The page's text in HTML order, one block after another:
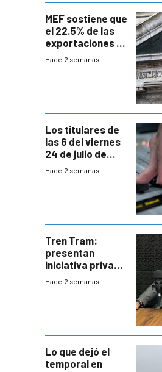
MEF sostiene que
el 22.5% de las
exportaciones a
EE.UU se verán
Hace 2 semanas
Los titulares de
las 6 del viernes
24 de julio de
2026
Hace 2 semanas
Tren Tram:
presentan
iniciativa privada
para una red de
Hace 2 semanas
Lo que dejó el
temporal en